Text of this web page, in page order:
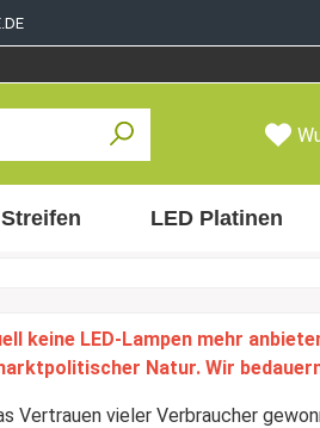
LED Platinen
keine LED-Lampen mehr
Natur. Wir
Vertrauen vieler Verbraucher